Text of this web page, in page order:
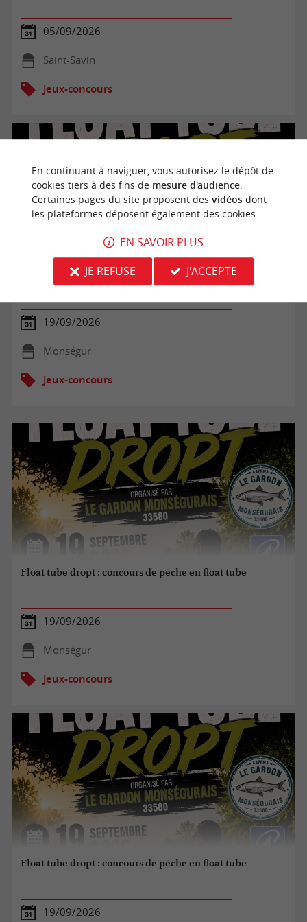
05/09/2026
Saint-Savin
Jeux-concours
Float tube dropt : concours de pêche en float tube
19/09/2026
Monségur
Jeux-concours
Float tube dropt : concours de pêche en float tube
19/09/2026
Monségur
Jeux-concours
Float tube dropt : concours de pêche en float tube
19/09/2026
En continuant à naviguer, vous autorisez le dépôt de
cookies tiers à des fins de mesure d'audience.
Certaines pages du site proposent des vidéosdont
les plateformes déposent également des cookies.
EN SAVOIR PLUS
JE REFUSE
J'ACCEPTE